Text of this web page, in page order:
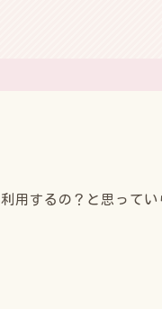
用するの？と思って